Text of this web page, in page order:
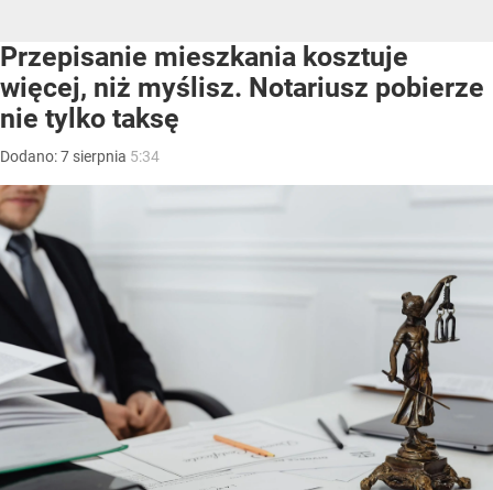
Przepisanie mieszkania kosztuje
więcej, niż myślisz. Notariusz pobierze
nie tylko taksę
Dodano:7 sierpnia 5:34